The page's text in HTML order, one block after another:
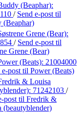
(Beaphar):
/ Send e-post til
(Beaphar)
Grene (Bear):
/ Send e-post til
Grene (Bear)
(Beats): 21004000
e-post til Power (Beats)
& Louisa
71242103 /
post til Fredrik &
(beautyblender)